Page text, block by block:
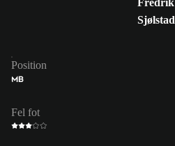
Sjølstad
Position
MB
Fel fot